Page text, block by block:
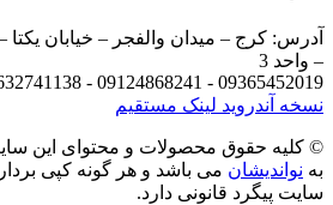
3
09365452019 - 09124868241 -
آندرویدلینک مستقیم
حقوق محصولات و محتوای اين سایت
می باشد و هر گونه کپی برداری
پیگرد قانونی دارد.